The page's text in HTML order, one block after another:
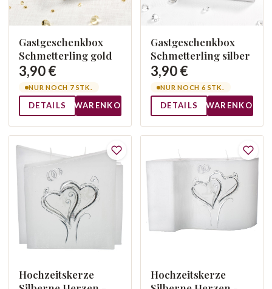
Gastgeschenkbox
Schmetterling gold
3,90 €
NUR NOCH 7 STK.
DETAILS WARENKORB
Gastgeschenkbox
Schmetterling silber
3,90 €
NUR NOCH 6 STK.
DETAILS WARENKORB
Hochzeitskerze
Hochzeitskerze